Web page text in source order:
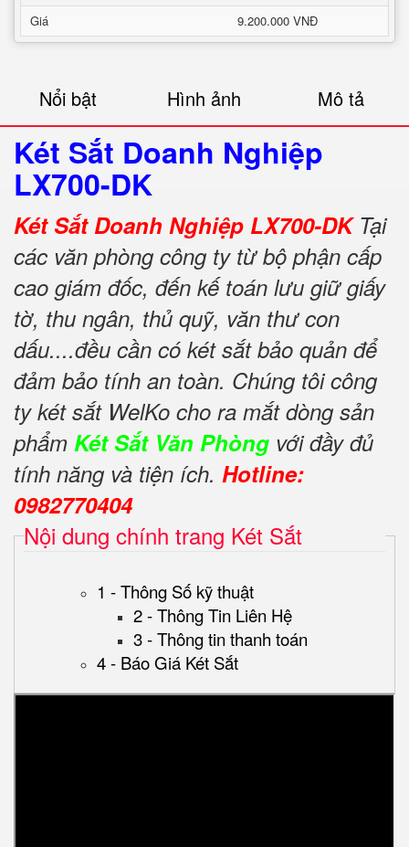
Giá
9.200.000 VNĐ
Nổi bật Hình ảnh Mô tả
Két Sắt Doanh Nghiệp
LX700-DK
Két Sắt Doanh Nghiệp LX700-DK Tại
các văn phòng công ty từ bộ phận cấp
cao giám đốc, đến kế toán lưu giữ giấy
tờ, thu ngân, thủ quỹ, văn thư con
dấu....đều cần có két sắt bảo quản để
đảm bảo tính an toàn. Chúng tôi công
ty két sắt WelKo cho ra mắt dòng sản
phẩm Két Sắt Văn Phòng với đầy đủ
tính năng và tiện ích. Hotline:
0982770404
Nội dung chính trang Két Sắt
1 - Thông Số kỹ thuật
2 - Thông Tin Liên Hệ
3 - Thông tin thanh toán
4 - Báo Giá Két Sắt